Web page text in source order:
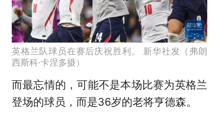
英格兰队球员在赛后庆祝胜利。 新华社发（弗朗
西斯科·卡涅多摄）
而最忘情的，可能不是本场比赛为英格兰
登场的球员，而是36岁的老将亨德森。